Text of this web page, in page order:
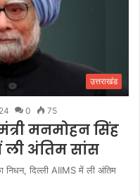
उत्तराखंड
0 75
मनमोहन सिंह
ली अंतिम सांस
निधन, दिल्ली AIIMS में ली अंतिम